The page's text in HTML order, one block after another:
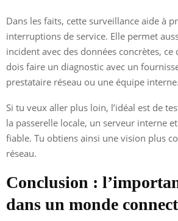
Dans les faits, cette surveillance aide à
interruptions de service. Elle permet
incident avec des données concrètes,
dois faire un diagnostic avec un
prestataire réseau ou une équipe interne.
Si tu veux aller plus loin, l’idéal est de
la passerelle locale, un serveur interne
fiable. Tu obtiens ainsi une vision plus
réseau.
Conclusion :
dans un monde